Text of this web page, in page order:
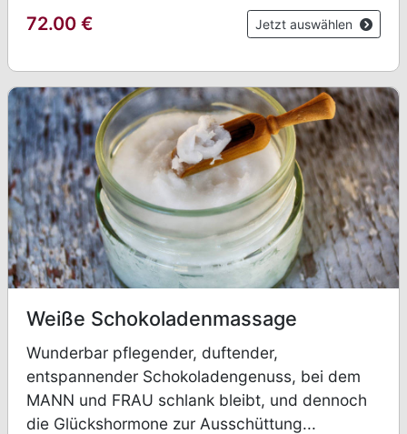
72.00 € Jetzt auswählen
Weiße Schokoladenmassage
Wunderbar pflegender, duftender,
entspannender Schokoladengenuss, bei dem
MANN und FRAU schlank bleibt, und dennoch
die Glückshormone zur Ausschüttung...